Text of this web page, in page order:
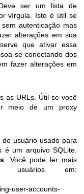
ser um lista de
vírgula. Isto é útil se
autenticação mas
alterações em sua
que ativar essa
se conectando dos
fazer alterações em
as URLs. Útil se você
meio de um proxy
usuário usado para
é um arquivo SQLite.
. Você pode ler mais
usuários em:
user-accounts-